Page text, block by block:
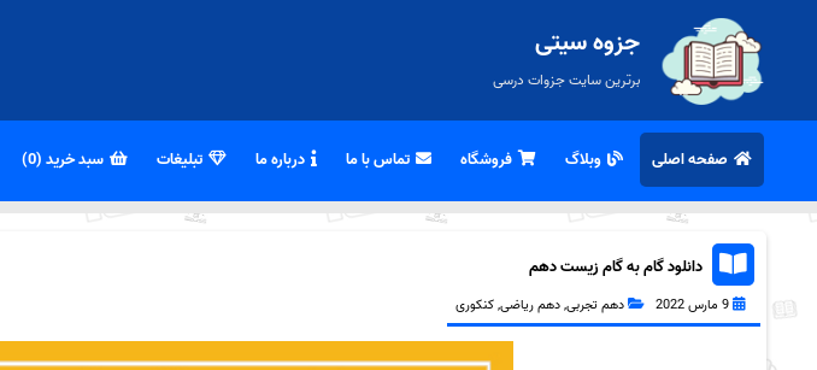
جزوه سیتی
برترین سایت جزوات درسی
صفحه اصلی وبلاگ فروشگاه تماس با ما درباره ما تبلیغات سبد خرید (0)
دانلود گام به گام زیست دهم
9 مارس 2022 دهم تجربی,دهم ریاضی,کنکوری